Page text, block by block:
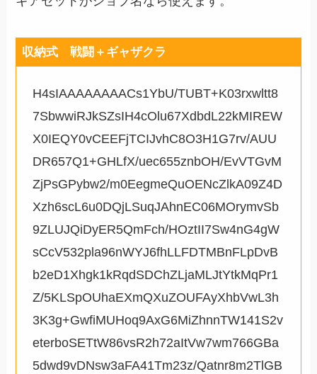
収納式 戦闘＋ギャザクラ
H4sIAAAAAAAACs1YbU/TUBT+K03rxwltt8
7SbwwiRJkSZsIH4cOlu67XdbdL22kMIREW
X0IEQY0vCEEFjTCIJvhC8O3H1G7rv/AUU
DR657Q1+GHLfX/uec655znbOH/EvVTGvM
ZjPsGPybw2/m0EegmeQuOENcZlkA09Z4D
Xzh6scL6u0DQjLSuqJAhnEC06MOrymvSb
9ZLUJQiDyER5QmFch/HOztII7Sw4nG4gW
sCcV532pla96nWYJ6fhLLFDTMBnFLpDvB
b2eD1Xhgk1kRqdSDChZLjaMLJtYtkMqPr1
Z/5KLSpOUhaEXmQXuZOUFAyXhbVwL3h
3K3g+GwfiMUHoq9AxG6MiZhnnTW141S2v
eterboSETtW86vsR2h72aItVw7wm766GBa
5dwd9vDNsw3aFA41Tm23z/Qatnr8m2TlGB